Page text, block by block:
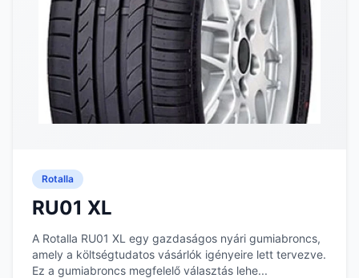
Rotalla
RU01 XL
A Rotalla RU01 XL egy gazdaságos nyári gumiabroncs,
amely a költségtudatos vásárlók igényeire lett tervezve.
Ez a gumiabroncs megfelelő választás lehe...